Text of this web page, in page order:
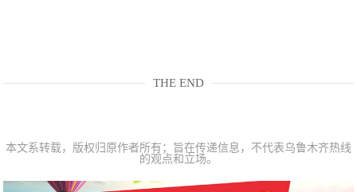
THE END
本文系转载，版权归原作者所有；旨在传递信息，不代表乌鲁木齐热线
的观点和立场。